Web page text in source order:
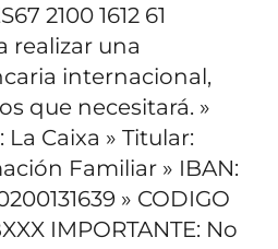
2100 1612 61
realizar una
internacional,
que necesitará. »
Caixa » Titular:
Familiar » IBAN:
» CODIGO
IMPORTANTE: No